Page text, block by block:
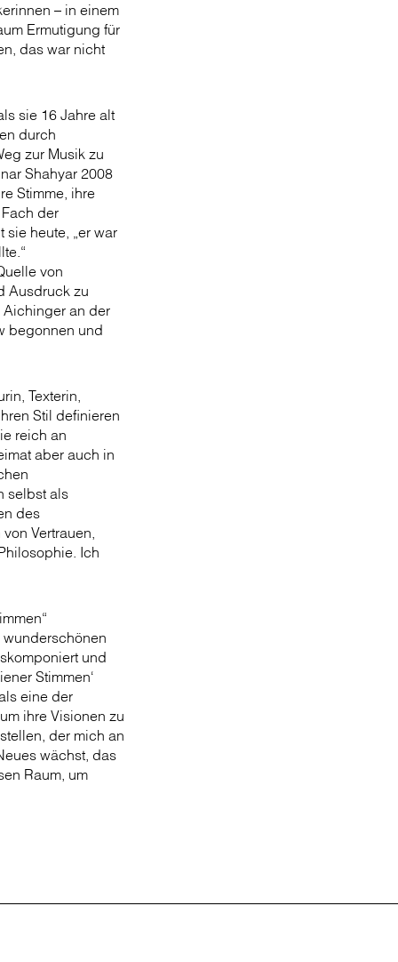
– in einem
Ermutigung für
das war nicht
sie 16 Jahre alt
durch
zur Musik zu
Shahyar 2008
Stimme, ihre
der
heute, „er war
von
Ausdruck zu
Aichinger an der
begonnen und
Texterin,
Stil definieren
reich an
aber auch in
selbst als
des
Vertrauen,
Ich
wunderschönen
und
Stimmen‘
eine der
ihre Visionen zu
der mich an
wächst, das
Raum, um